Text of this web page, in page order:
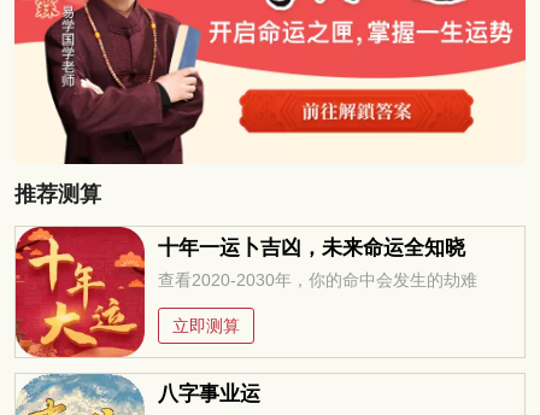
推荐测算
十年一运卜吉凶，未来命运全知晓
查看2020-2030年，你的命中会发生的劫难
立即测算
八字事业运